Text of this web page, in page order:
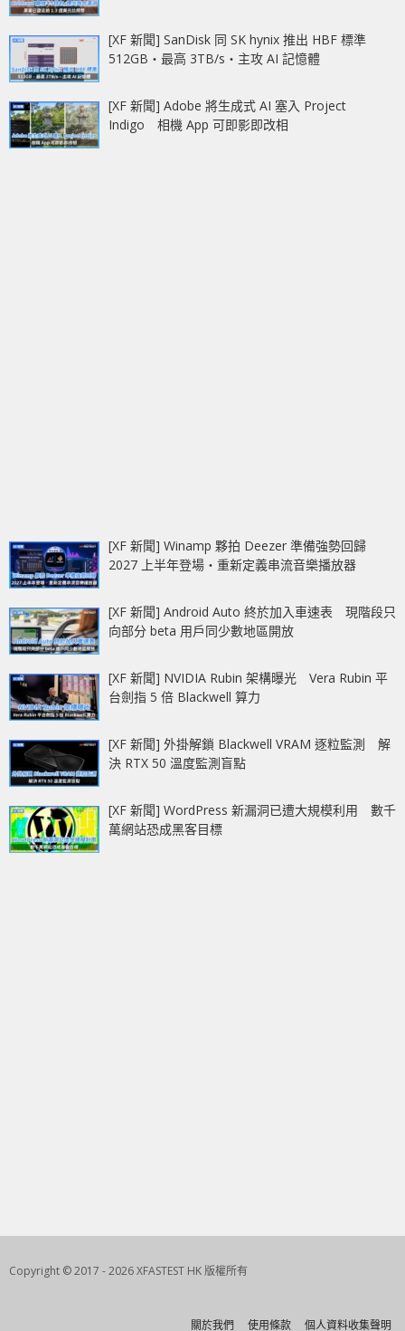
[XF 新聞] SanDisk 同 SK hynix 推出 HBF 標準
512GB‧最高 3TB/s‧主攻 AI 記憶體
[XF 新聞] Adobe 將生成式 AI 塞入 Project
Indigo 相機 App 可即影即改相
[XF 新聞] Winamp 夥拍 Deezer 準備強勢回歸
2027 上半年登場‧重新定義串流音樂播放器
[XF 新聞] Android Auto 終於加入車速表 現階段只
向部分 beta 用戶同少數地區開放
[XF 新聞] NVIDIA Rubin 架構曝光 Vera Rubin 平
台劍指 5 倍 Blackwell 算力
[XF 新聞] 外掛解鎖 Blackwell VRAM 逐粒監測 解
決 RTX 50 溫度監測盲點
[XF 新聞] WordPress 新漏洞已遭大規模利用 數千
萬網站恐成黑客目標
Copyright © 2017 - 2026 XFASTEST HK 版權所有
關於我們 使用條款 個人資料收集聲明